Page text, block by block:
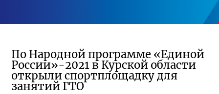
По Народной программе «Единой
России»-2021 в Курской области
открыли спортплощадку для
занятий ГТО